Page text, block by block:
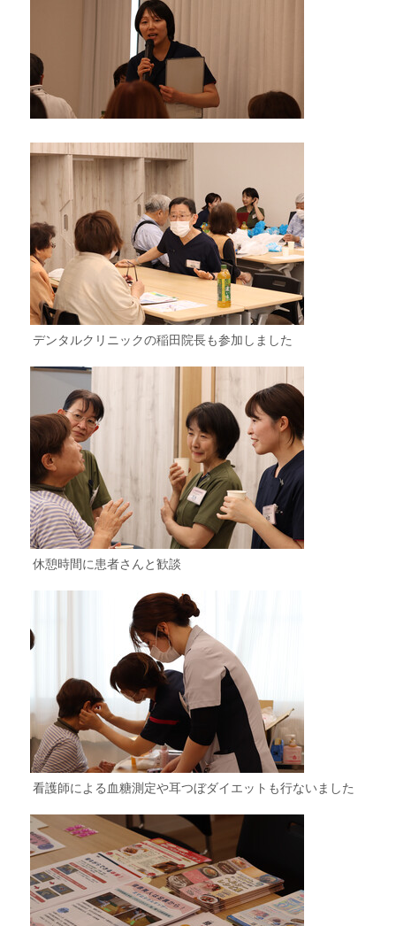
デンタルクリニックの稲田院長も参加しました
休憩時間に患者さんと歓談
看護師による血糖測定や耳つぼダイエットも行ないました